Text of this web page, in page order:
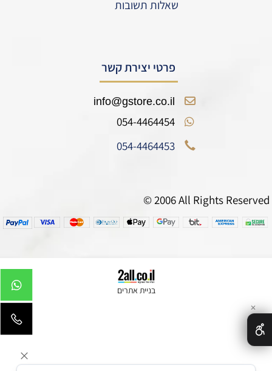
שאלות תשובות
פרטי יצירת קשר
info@gstore.co.il
054-4464454
054-4464453
© 2006 All Rights Reserved
בניית אתרים
✕